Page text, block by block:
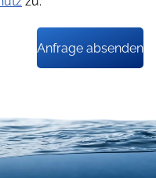
Anfrage absenden